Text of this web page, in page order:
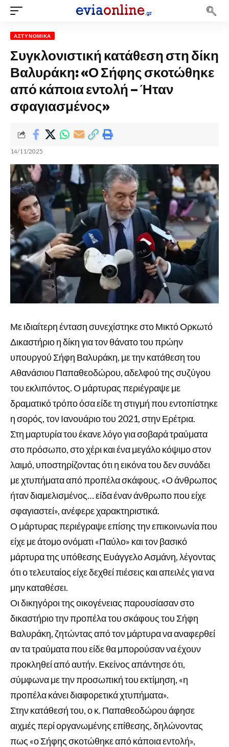
ΑΣΤΥΝΟΜΙΚΆ
Συγκλονιστική κατάθεση στη δίκη
Βαλυράκη: «Ο Σήφης σκοτώθηκε
από κάποια εντολή – Ήταν
σφαγιασμένος»
14/11/2025
Με ιδιαίτερη ένταση συνεχίστηκε στο Μικτό Ορκωτό
Δικαστήριο η δίκη για τον θάνατο του πρώην
υπουργού Σήφη Βαλυράκη, με την κατάθεση του
Αθανάσιου Παπαθεοδώρου, αδελφού της συζύγου
του εκλιπόντος. Ο μάρτυρας περιέγραψε με
δραματικό τρόπο όσα είδε τη στιγμή που εντοπίστηκε
η σορός, τον Ιανουάριο του 2021, στην Ερέτρια.
Στη μαρτυρία του έκανε λόγο για σοβαρά τραύματα
στο πρόσωπο, στο χέρι και ένα μεγάλο κόψιμο στον
λαιμό, υποστηρίζοντας ότι η εικόνα του δεν συνάδει
με χτυπήματα από προπέλα σκάφους. «Ο άνθρωπος
ήταν διαμελισμένος… είδα έναν άνθρωπο που είχε
σφαγιαστεί», ανέφερε χαρακτηριστικά.
Ο μάρτυρας περιέγραψε επίσης την επικοινωνία που
είχε με άτομο ονόματι «Παύλο» και τον βασικό
μάρτυρα της υπόθεσης Ευάγγελο Ασμάνη, λέγοντας
ότι ο τελευταίος είχε δεχθεί πιέσεις και απειλές για να
μην καταθέσει.
Οι δικηγόροι της οικογένειας παρουσίασαν στο
δικαστήριο την προπέλα του σκάφους του Σήφη
Βαλυράκη, ζητώντας από τον μάρτυρα να αναφερθεί
αν τα τραύματα που είδε θα μπορούσαν να έχουν
προκληθεί από αυτήν. Εκείνος απάντησε ότι,
σύμφωνα με την προσωπική του εκτίμηση, «η
προπέλα κάνει διαφορετικά χτυπήματα».
Στην κατάθεσή του, ο κ. Παπαθεοδώρου άφησε
αιχμές περί οργανωμένης επίθεσης, δηλώνοντας
πως «ο Σήφης σκοτώθηκε από κάποια εντολή»,